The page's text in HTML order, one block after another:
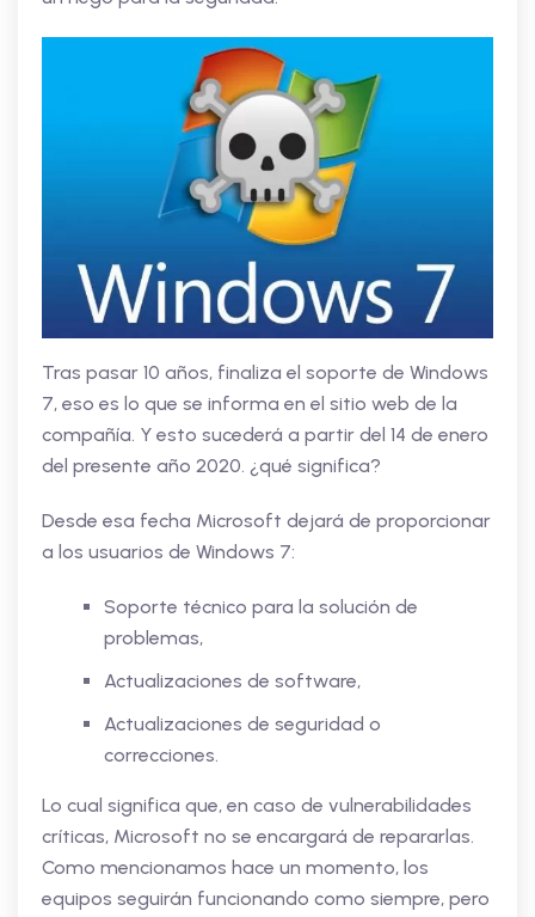
Tras pasar 10 años, finaliza el soporte de Windows
7, eso es lo que se informa en el sitio web de la
compañía. Y esto sucederá a partir del 14 de enero
del presente año 2020. ¿qué significa?
Desde esa fecha Microsoft dejará de proporcionar
a los usuarios de Windows 7:
Soporte técnico para la solución de
problemas,
Actualizaciones de software,
Actualizaciones de seguridad o
correcciones.
Lo cual significa que, en caso de vulnerabilidades
críticas, Microsoft no se encargará de repararlas.
Como mencionamos hace un momento, los
equipos seguirán funcionando como siempre, pero